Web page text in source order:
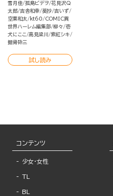
雪月佳 孤島ビデヲ 花見沢Q
太郎 吉舎和幸 葵抄 吉いず
空栗和太
kt60
COMIC異
世界ハーレム編集部 柳々 壱
犬にここ 高見梁川
紫紅シキ
掘骨砕三
試し読み
コンテンツ
少女・女性
TL
BL